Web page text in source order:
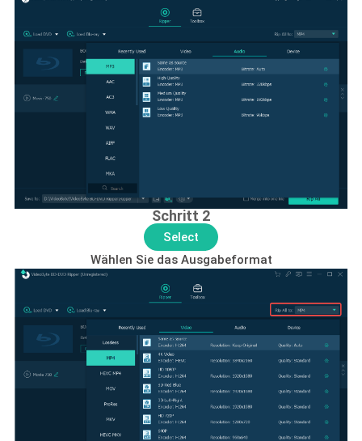
Schritt 2
Select
Wählen Sie das Ausgabeformat